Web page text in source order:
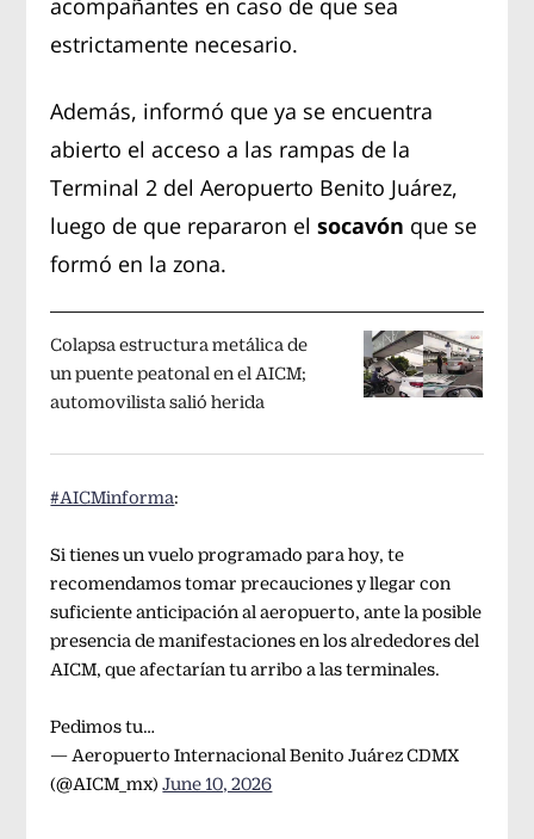
estrictamente necesario.
Además, informó que ya se encuentra
abierto el acceso a las rampas de la
Terminal 2 del Aeropuerto Benito Juárez,
luego de que repararon elsocavón que se
formó en la zona.
Colapsa estructura metálica de
un puente peatonal en el AICM;
automovilista salió herida
#AICMinforma:
Si tienes un vuelo programado para hoy, te
recomendamos tomar precauciones y llegar con
suficiente anticipación al aeropuerto, ante la posible
presencia de manifestaciones en los alrededores del
AICM, que afectarían tu arribo a las terminales.
Pedimos tu…
— Aeropuerto Internacional Benito Juárez CDMX
(@AICM_mx)June 10, 2026